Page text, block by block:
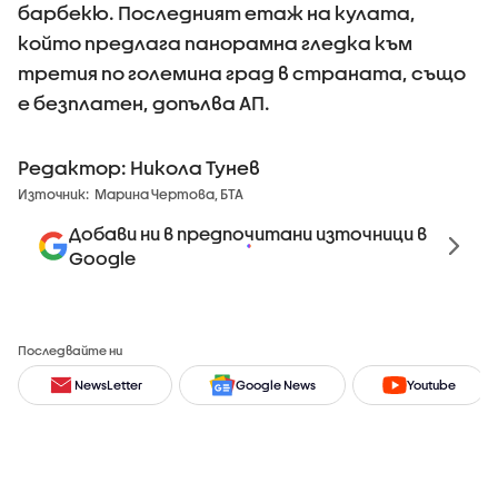
барбекю. Последният етаж на кулата,
който предлага панорамна гледка към
третия по големина град в страната, също
е безплатен, допълва АП.
Редактор: Никола Тунев
Източник: Марина Чертова, БТА
Добави ни в предпочитани източници в
Google
Последвайте ни
NewsLetter Google News Youtube